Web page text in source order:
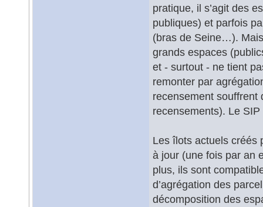
pratique, il s’agit des
publiques) et parfois
(bras de Seine…).
grands espaces
et - surtout - ne tient
remonter par
recensement souffrent
recensements). Le
Les îlots actuels créés
à jour (une fois par an
plus, ils sont
d’agrégation des
décomposition des